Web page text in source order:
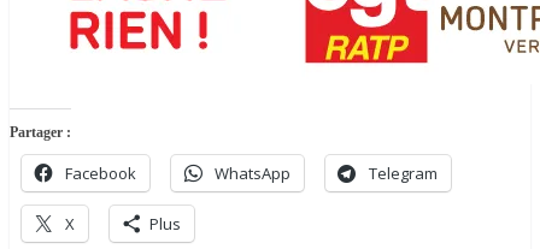
Partager :
Facebook WhatsApp Telegram
X Plus